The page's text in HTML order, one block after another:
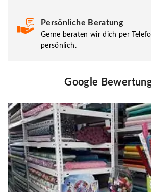
Persönliche Beratung
Gerne beraten wir dich per
persönlich.
Google